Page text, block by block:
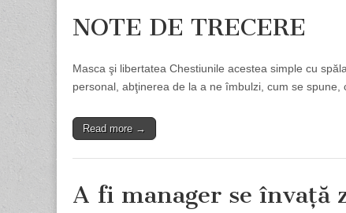
NOTE DE TRECERE
Masca şi libertatea Chestiunile acestea simple cu
personal, abţinerea de la a ne îmbulzi, cum se
Read more →
A fi manager se învaţă